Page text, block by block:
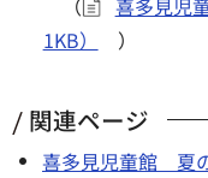
1KB）
）
関連ページ
喜多見児童館 夏